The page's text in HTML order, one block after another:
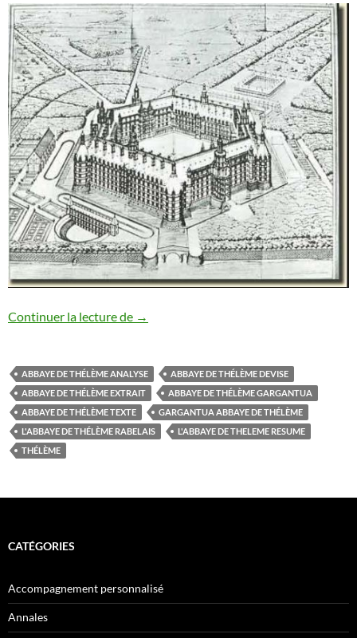
Continuer la lecture de THELEME
→
ABBAYE DE THÉLÈME ANALYSE
ABBAYE DE THÉLÈME DEVISE
ABBAYE DE THÉLÈME EXTRAIT
ABBAYE DE THÉLÈME GARGANTUA
ABBAYE DE THÉLÈME TEXTE
GARGANTUA ABBAYE DE THÉLÈME
L'ABBAYE DE THÉLÈME RABELAIS
L'ABBAYE DE THELEME RESUME
THÉLÈME
CATÉGORIES
Accompagnement personnalisé
Annales